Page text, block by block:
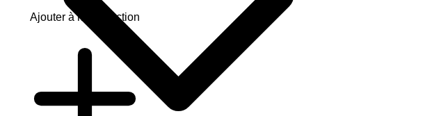
Ajouter à ma sélection